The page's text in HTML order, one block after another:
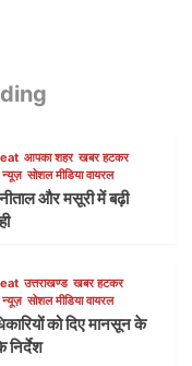
आपका शहर खबर हटकर
न्यूज़ सोशल मीडिया वायरल
और मसूरी में बढ़ी
उत्तराखण्ड खबर हटकर
न्यूज़ सोशल मीडिया वायरल
को दिए मानसून के
निर्देश